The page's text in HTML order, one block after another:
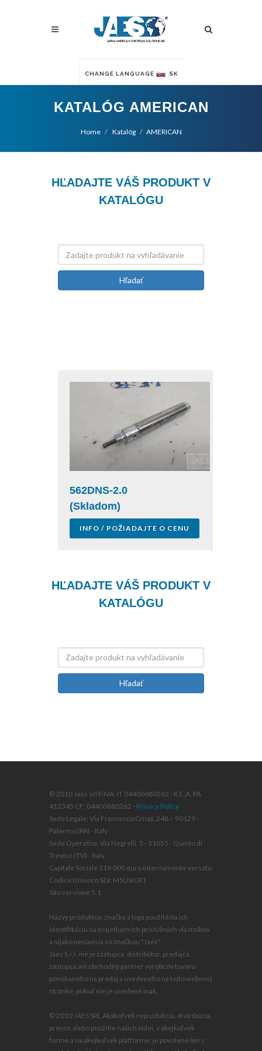
CHANGE LANGUAGE SK
KATALÓG AMERICAN
Home Katalóg AMERICAN
HĽADAJTE VÁŠ PRODUKT V
KATALÓGU
Hľadať
562DNS-2.0
(Skladom)
INFO / POŽIADAJTE O CENU
HĽADAJTE VÁŠ PRODUKT V
KATALÓGU
Hľadať
© 2010 Jaes srl P.IVA: IT 04400680262 - R.E.A. PA
412345 CF: 04400680262 - Privacy Policy
Sede Legale: Via Francesco Crispi, 248 – 90129 -
Palermo (PA) - Italy
Sede Operativa: Via Negrelli, 5 - 31055 - Quinto di
Treviso (TV) - Italy
Capitale Sociale 119.000 euro internamente versato
Codice Univoco SDI: M5UXCR1
Sito versione 5.1
Názvy produktov, značky a logá použité na ich
identifikáciu sú majetkom ich príslušných vlastníkov
a nijako nesúvisia so značkou "Jaes".
Jaes S.r.l. nie je zástupca, distribútor, predajca,
zástupca ani obchodný partner výrobcov tovaru
ponúkaného na predaj a uvedeného na tejto webovej
stránke, pokiaľ nie je uvedené inak.
© 2010 JAES SRL Akákoľvek reprodukcia, distribúcia,
prenos alebo použitie našich videí, v akejkoľvek
forme a na akejkoľvek platforme, je povolené len s